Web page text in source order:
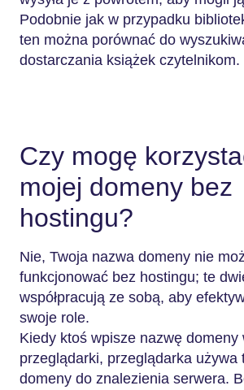
Podobnie jak w przypadku
ten można porównać do
dostarczania książek czytelnikom.
Czy mogę
mojej domeny bez
hostingu?
Nie, Twoja nazwa domeny nie
funkcjonować bez hostingu; te
współpracują ze sobą, aby
swoje role.
Kiedy ktoś wpisze nazwę domeny
przeglądarki, przeglądarka używa
domeny do znalezienia serwera.